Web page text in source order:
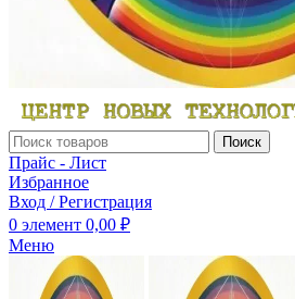
Поиск
Прайс - Лист
Избранное
Вход / Регистрация
0 элемент 0,00 ₽
Меню